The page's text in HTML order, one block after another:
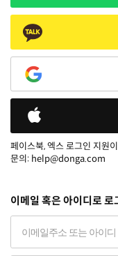
페이스북, 엑스 로그인 지원
문의: help@donga.com
이메일 혹은 아이디로 로